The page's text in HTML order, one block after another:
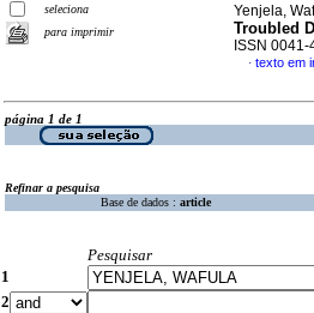
seleciona
para imprimir
Yenjela,
Troubled
ISSN 0041-
· texto em
página 1 de 1
Refinar a pesquisa
Base de dados : article
Pesquisar
1
2